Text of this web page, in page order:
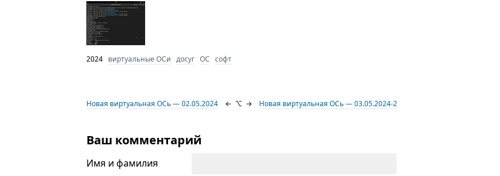
2024 виртуальные ОСи досуг ОС софт
Новая виртуальная ОСь — 02.05.2024 ← ⌥ → Новая виртуальная ОСь — 03.05.2024-2
Ваш комментарий
Имя и фамилия